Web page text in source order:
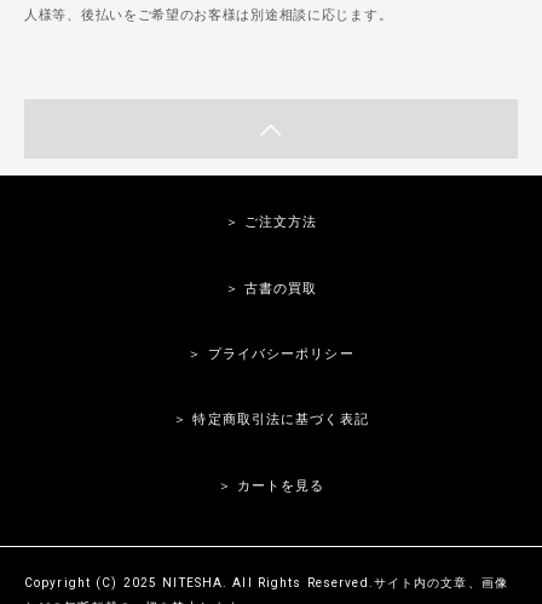
人様等、後払いをご希望のお客様は別途相談に応じます。
＞ ご注文方法
＞ 古書の買取
＞ プライバシーポリシー
＞ 特定商取引法に基づく表記
＞ カートを見る
Copyright (C) 2025 NITESHA. All Rights Reserved.サイト内の文章、画像